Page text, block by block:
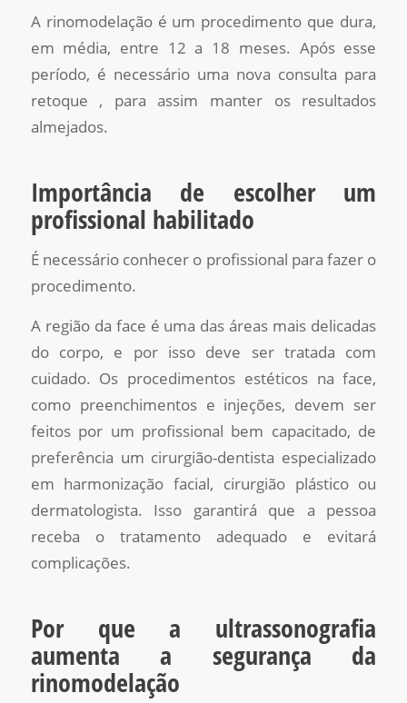
A rinomodelação é um procedimento que dura,
em média, entre 12 a 18 meses. Após esse
período, é necessário uma nova consulta para
retoque , para assim manter os resultados
almejados.
Importância de escolher um
profissional habilitado
É necessário conhecer o profissional para fazer o
procedimento.
A região da face é uma das áreas mais delicadas
do corpo, e por isso deve ser tratada com
cuidado. Os procedimentos estéticos na face,
como preenchimentos e injeções, devem ser
feitos por um profissional bem capacitado, de
preferência um cirurgião-dentista especializado
em harmonização facial, cirurgião plástico ou
dermatologista. Isso garantirá que a pessoa
receba o tratamento adequado e evitará
complicações.
Por que a ultrassonografia
aumenta a segurança da
rinomodelação